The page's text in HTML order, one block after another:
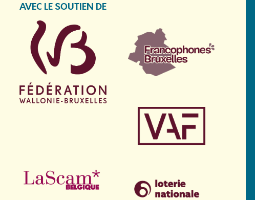
AVEC LE SOUTIEN DE